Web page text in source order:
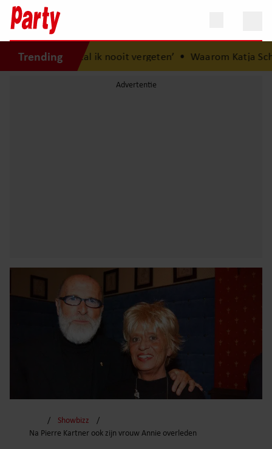
Trending
zal ik nooit vergeten’•Waarom Katja Schuurman
Showbizz
Na Pierre Kartner ook zijn vrouw Annie overleden